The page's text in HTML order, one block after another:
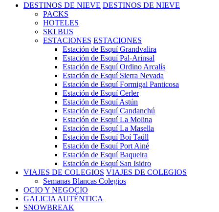
DESTINOS DE NIEVE DESTINOS DE NIEVE
PACKS
HOTELES
SKI BUS
ESTACIONES ESTACIONES
Estación de Esquí Grandvalira
Estación de Esquí Pal-Arinsal
Estación de Esquí Ordino Arcalís
Estación de Esquí Sierra Nevada
Estación de Esquí Formigal Panticosa
Estación de Esquí Cerler
Estación de Esquí Astún
Estación de Esquí Candanchú
Estación de Esquí La Molina
Estación de Esquí La Masella
Estación de Esquí Boí Taüll
Estación de Esquí Port Ainé
Estación de Esquí Baqueira
Estación de Esquí San Isidro
VIAJES DE COLEGIOS VIAJES DE COLEGIOS
Semanas Blancas Colegios
OCIO Y NEGOCIO
GALICIA AUTÉNTICA
SNOWBREAK